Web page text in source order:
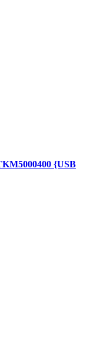
{USB